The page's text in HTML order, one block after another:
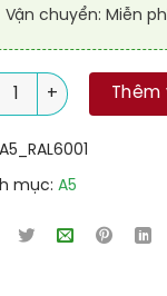
Vận chuyển: Miễn
cao cấp RAL
Thêm
A5_RAL6001
mục: A5